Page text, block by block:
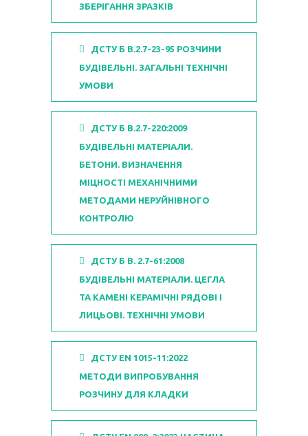
ЗБЕРІГАННЯ ЗРАЗКІВ
ДСТУ Б В.2.7-23-95 РОЗЧИНИ
БУДІВЕЛЬНІ. ЗАГАЛЬНІ ТЕХНІЧНІ
УМОВИ
ДСТУ Б В.2.7-220:2009
БУДІВЕЛЬНІ МАТЕРІАЛИ.
БЕТОНИ. ВИЗНАЧЕННЯ
МІЦНОСТІ МЕХАНІЧНИМИ
МЕТОДАМИ НЕРУЙНІВНОГО
КОНТРОЛЮ
ДСТУ Б В. 2.7-61:2008
БУДІВЕЛЬНІ МАТЕРІАЛИ. ЦЕГЛА
ТА КАМЕНІ КЕРАМІЧНІ РЯДОВІ І
ЛИЦЬОВІ. ТЕХНІЧНІ УМОВИ
ДСТУ EN 1015-11:2022
МЕТОДИ ВИПРОБУВАННЯ
РОЗЧИНУ ДЛЯ КЛАДКИ